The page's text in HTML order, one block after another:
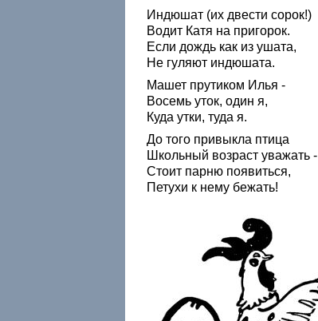
Индюшат (их двести сорок!)
Водит Катя на пригорок.
Если дождь как из ушата,
Не гуляют индюшата.
Машет прутиком Илья -
Восемь уток, один я,
Куда утки, туда я.
До того привыкла птица
Школьный возраст уважать -
Стоит парню появиться,
Петухи к нему бежать!